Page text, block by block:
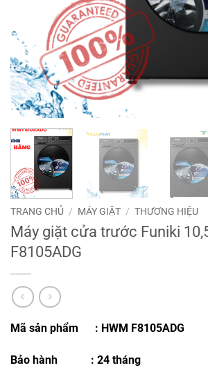
TRANG CHỦ / MÁY GIẶT / THƯƠNG HIỆU
Máy giặt cửa trước Funiki
F8105ADG
Mã sản phẩm : HWM F8105ADG
Bảo hành : 24 tháng